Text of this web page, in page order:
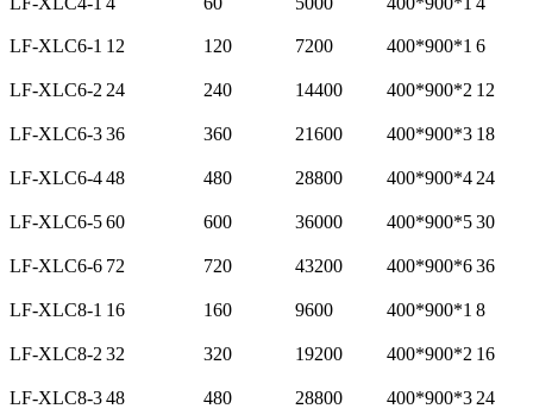
LF-XLC6-1 12 120 7200 400*900*1 6
LF-XLC6-2 24 240 14400 400*900*2 12
LF-XLC6-336 360 21600 400*900*3 18
LF-XLC6-448 480 28800 400*900*4 24
LF-XLC6-560 600 36000 400*900*530
LF-XLC6-6 72 720 43200 400*900*636
LF-XLC8-1 16 160 9600 400*900*1 8
LF-XLC8-2 32 320 19200 400*900*2 16
LF-XLC8-348 480 28800 400*900*3 24